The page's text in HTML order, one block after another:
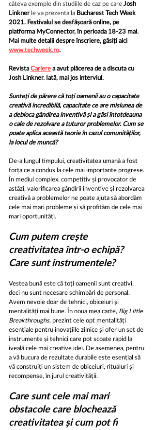
câteva exemple din studiile de caz pe care Josh
Linkner le va prezenta la Bucharest Tech Week
2021. Festivalul se desfășoară online, pe
platforma MyConnector, în perioada 18-23 mai.
Mai multe detalii despre înscriere, găsiți aici
www.techweek.ro.
Revista Cariere a avut plăcerea de a discuta cu
Josh Linkner. Iată, mai jos interviul.
Sunteți de părere că toți oamenii au o capacitate
creativă incredibilă, capacitate ce are misiunea de
a debloca gândirea inventivă și a găsi întotdeauna
o cale de rezolvare a tuturor problemelor. Cum se
poate aplica această teorie în cazul comunităților,
la locul de muncă?
De-a lungul timpului, creativitatea umană a fost
forța ce a condus la cele mai importante progrese.
În mediul complex, competitiv și provocator de
astăzi, valorificarea gândirii inventive și rezolvarea
creativă a problemelor ne poate ajuta să abordăm
cele mai mari probleme și să profităm de cele mai
mari oportunități.
Cum putem crește
creativitatea într-o echipă?
Care sunt instrumentele?
Vestea bună este că toți oamenii sunt creativi,
deci nu sunt necesare schimbări de personal.
Avem nevoie doar de tehnici, obiceiuri și
mentalități mai bune. În noua mea carte, Big Little
Breakthroughs, prezint cele opt mentalități
esențiale pentru inovațiile zilnice și ofer un set de
instrumente și tehnici care pot scoate rapid la
iveală cele mai creative idei. De asemenea, pentru
a vă bucura de rezultate durabile este esențial să
vă construiți un sistem de obiceiuri, ritualuri și
recompense, în jurul creativității.
Care sunt cele mai mari
obstacole care blochează
creativitatea și cum pot fi